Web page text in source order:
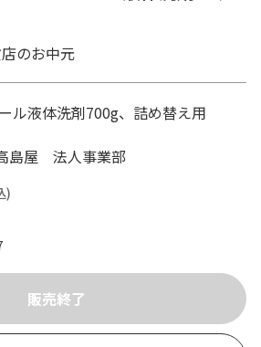
のお中元
ル液体洗剤700g、詰め替え用
島屋 法人事業部
)